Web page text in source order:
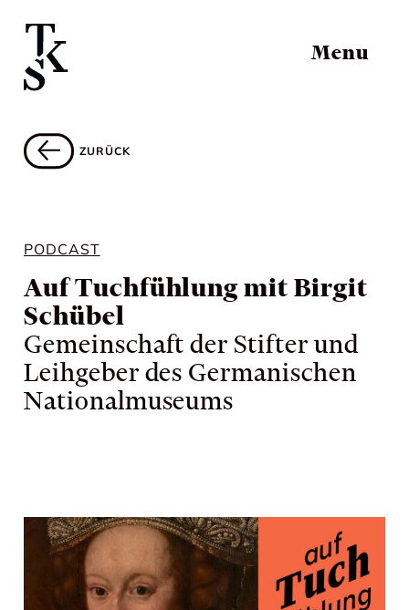
Menu
ZURÜCK
PODCAST
Auf Tuchfühlung mit Birgit
Schübel
Gemeinschaft der Stifter und
Leihgeber des Germanischen
Nationalmuseums